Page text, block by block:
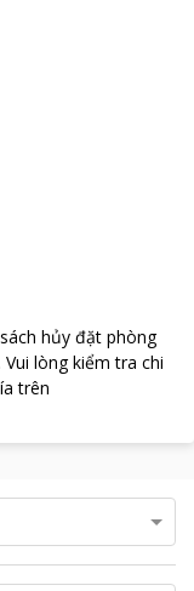
sau khi nghỉ tại
đáng giá tiền nhất ở
hủy đặt phòng
Vui lòng kiểm tra chi
trên